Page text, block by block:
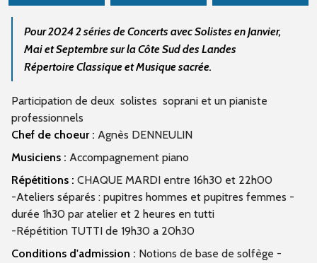
Pour 2024 2 séries de Concerts avec Solistes en Janvier,
Mai et Septembre sur la Côte Sud des Landes
Répertoire Classique et Musique sacrée.
Participation de deux solistes soprani et un pianiste
professionnels
Chef de choeur : Agnès DENNEULIN
Musiciens : Accompagnement piano
Répétitions : CHAQUE MARDI entre 16h30 et 22h00
-Ateliers séparés : pupitres hommes et pupitres femmes -
durée 1h30 par atelier et 2 heures en tutti
-Répétition TUTTI de 19h30 a 20h30
Conditions d'admission : Notions de base de solfège -